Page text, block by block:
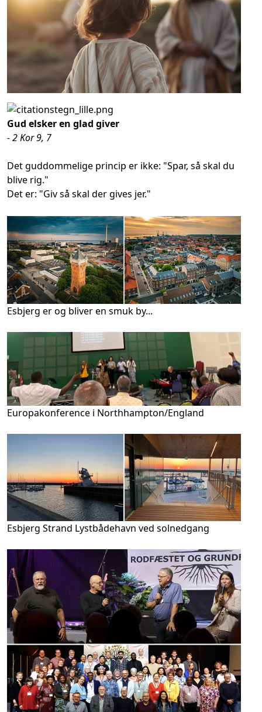
Gud elsker en glad giver
- 2 Kor 9, 7
Det guddommelige princip er ikke: "Spar, så skal du
blive rig."
Det er: "Giv så skal der gives jer."
Esbjerg er og bliver en smuk by...
Europakonference i Northhampton/England
Esbjerg Strand Lystbådehavn ved solnedgang